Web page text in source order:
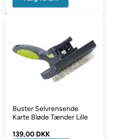
Buster Selvrensende
Karte Bløde Tænder Lille
139,00 DKK